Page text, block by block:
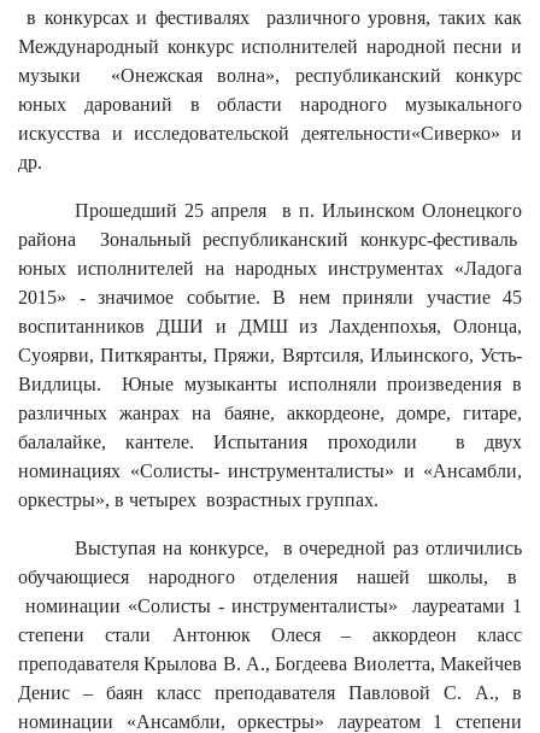
в конкурсах и фестивалях
различного уровня, таких как
Международный конкурс исполнителей народной песни и
музыки
«Онежская волна», республиканский конкурс
юных дарований в области народного музыкального
искусства и исследовательской деятельности«Сиверко» и
др.
Прошедший 25 апреля
в п. Ильинском Олонецкого
района
Зональный республиканский конкурс-фестиваль
юных исполнителей на народных инструментах «Ладога
2015» - значимое событие. В нем приняли участие 45
воспитанников ДШИ и ДМШ из Лахденпохья, Олонца,
Суоярви, Питкяранты, Пряжи, Вяртсиля, Ильинского, Усть-
Видлицы.
Юные музыканты исполняли произведения в
различных жанрах на баяне, аккордеоне, домре, гитаре,
балалайке, кантеле. Испытания проходили
в двух
номинациях «Солисты- инструменталисты» и «Ансамбли,
оркестры», в четырех возрастных группах.
Выступая на конкурсе,
в очередной раз отличились
обучающиеся народного отделения нашей школы, в
номинации «Солисты - инструменталисты»
лауреатами 1
степени стали Антонюк Олеся – аккордеон класс
преподавателя Крылова В. А., Богдеева Виолетта, Макейчев
Денис – баян класс преподавателя Павловой С. А., в
номинации «Ансамбли, оркестры» лауреатом 1 степени